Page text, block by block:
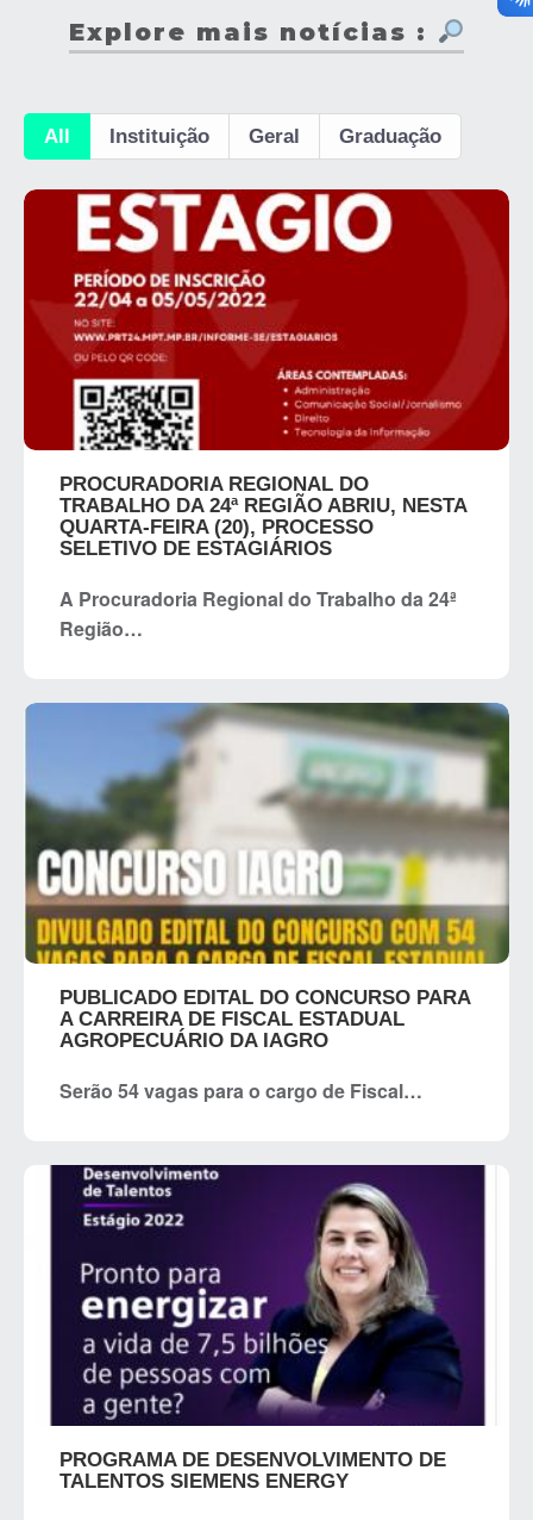
Explore mais notícias :
All Instituição Geral Graduação
PROCURADORIA REGIONAL DO
TRABALHO DA 24ª REGIÃO ABRIU, NESTA
QUARTA-FEIRA (20), PROCESSO
SELETIVO DE ESTAGIÁRIOS
A Procuradoria Regional do Trabalho da 24ª
Região…
PUBLICADO EDITAL DO CONCURSO PARA
A CARREIRA DE FISCAL ESTADUAL
AGROPECUÁRIO DA IAGRO
Serão 54 vagas para o cargo de Fiscal…
PROGRAMA DE DESENVOLVIMENTO DE
TALENTOS SIEMENS ENERGY